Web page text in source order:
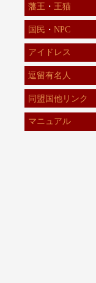
藩王 ・ 王猫
国民 ・ NPC
アイドレス
逗留有名人
同盟国他リンク
マニュアル